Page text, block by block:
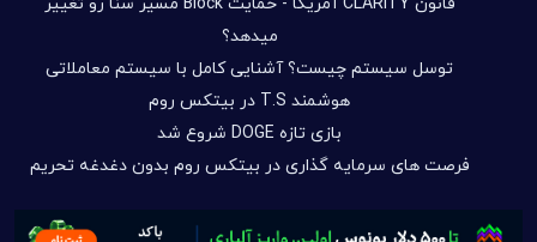
میدهد؟
توسل سیستم چیست؟ آشنایی کامل با سیستم معاملاتی
هوشمند T.S در بیتکس روم
بازی تازه DOGE شروع شد
فرصت های سرمایه گذاری در بیتکس روم بدون دغدغه تحریم